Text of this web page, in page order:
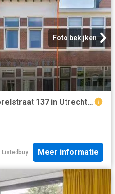
Foto bekijken
Huis te koop Jan van Scorelstraat 137 in Utrecht voor € 795.000
Listedbuy Meer informatie